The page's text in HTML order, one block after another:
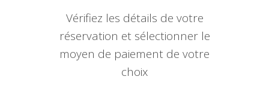
Vérifiez les détails de votre
réservation et sélectionner le
moyen de paiement de votre
choix